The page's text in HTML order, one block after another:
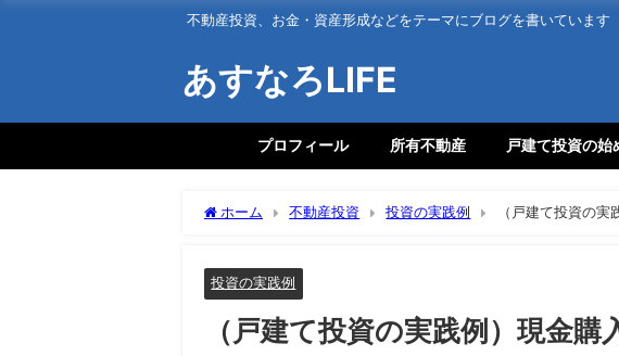
不動産投資、お金・資産形成などをテーマにブログを書いています
あすなろLIFE
プロフィール 所有不動産 戸建て投資の始
ホーム 不動産投資 投資の実践例
（戸建て投資の実
投資の実践例
（戸建て投資の実践例）現金